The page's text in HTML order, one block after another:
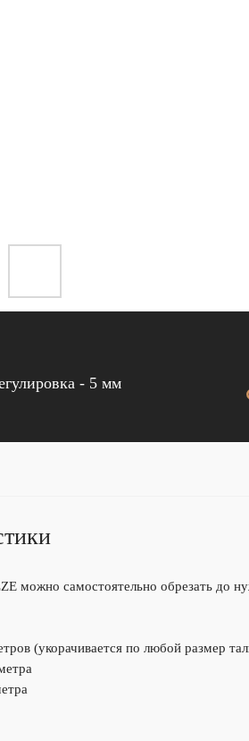
- 5 мм
можно самостоятельно обрезать до
(укорачивается по любой размер